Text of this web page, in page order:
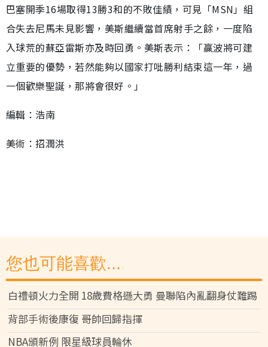
巴塞開季16場取得13勝3和的不敗佳績，可見「MSN」組
合失去尼馬未見影響，美斯繼續當首席射手之餘，一度陷
入球荒的蘇亞雷斯亦及時回勇。美斯表示：「贏波將可建
立重要的優勢，若然能夠以國家打吡勝利結束這一年，過
一個歡樂聖誕，那將會很好。」
編輯：浩南
美術：招潤洪
您也可能喜歡...
白禮頓火力全開 18歲費格遜大勇 曼聯陷內亂翻身仗難踢
背部手術後康復 哥帥回歸指揮
NBA頒新例 限星級球員輪休